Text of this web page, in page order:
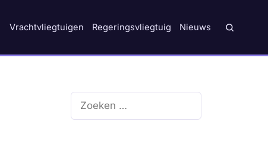
Vrachtvliegtuigen Regeringsvliegtuig Nieuws
Zoek